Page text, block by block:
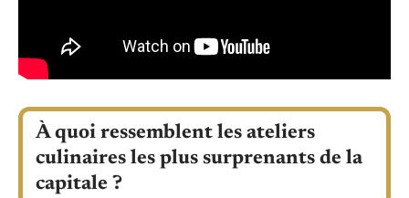
À quoi ressemblent les ateliers
culinaires les plus surprenants de la
capitale ?